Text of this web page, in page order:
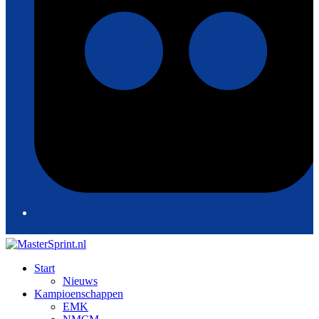
Start
Nieuws
Kampioenschappen
EMK